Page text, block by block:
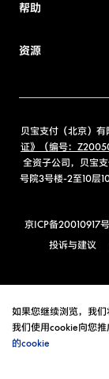
帮助
资源
贝宝支付（北京）
证》（编号：
全资子公司，贝宝
号院3号楼-2至10层
京ICP备20010917
投诉与建议
如果您继续浏览，我
我们使用cookie向您推
的cookie